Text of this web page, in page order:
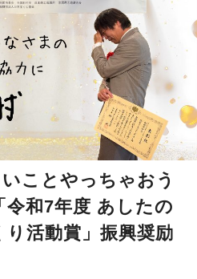
いことやっちゃおう
和7年度 あしたの
活動賞」振興奨励